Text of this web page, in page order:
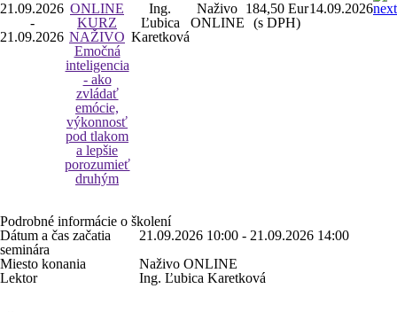
21.09.2026
-
21.09.2026
ONLINE
KURZ
NAŽIVO
Emočná
inteligencia
- ako
zvládať
emócie,
výkonnosť
pod tlakom
a lepšie
porozumieť
druhým
Ing.
Ľubica
Karetková
Naživo
ONLINE
184,50 Eur
(s DPH)
14.09.2026
Podrobné informácie o školení
Dátum a čas začatia
seminára
21.09.2026 10:00 - 21.09.2026 14:00
Miesto konania
Naživo ONLINE
Lektor
Ing. Ľubica Karetková